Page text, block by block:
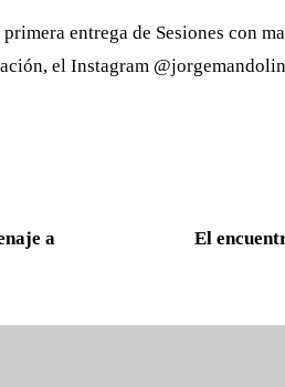
entrega de Sesiones con
el Instagram
a
El